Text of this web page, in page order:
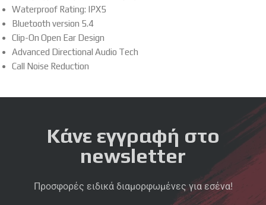
Waterproof Rating: IPX5
Bluetooth version 5.4
Clip-On Open Ear Design
Advanced Directional Audio Tech
Call Noise Reduction
Κάνε εγγραφή στο
newsletter
Προσφορές ειδικά διαμορφωμένες για εσένα!